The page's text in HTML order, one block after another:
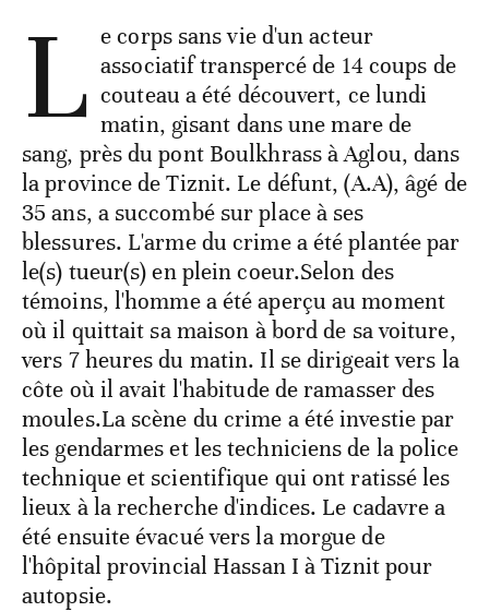
L e corps sans vie d'un acteur
associatif transpercé de 14 coups de
couteau a été découvert, ce lundi
matin, gisant dans une mare de
sang, près du pont Boulkhrass à Aglou, dans
la province de Tiznit. Le défunt, (A.A), âgé de
35 ans, a succombé sur place à ses
blessures. L'arme du crime a été plantée par
le(s) tueur(s) en plein coeur.Selon des
témoins, l'homme a été aperçu au moment
où il quittait sa maison à bord de sa voiture,
vers 7 heures du matin. Il se dirigeait vers la
côte où il avait l'habitude de ramasser des
moules.La scène du crime a été investie par
les gendarmes et les techniciens de la police
technique et scientifique qui ont ratissé les
lieux à la recherche d'indices. Le cadavre a
été ensuite évacué vers la morgue de
l'hôpital provincial Hassan I à Tiznit pour
autopsie.